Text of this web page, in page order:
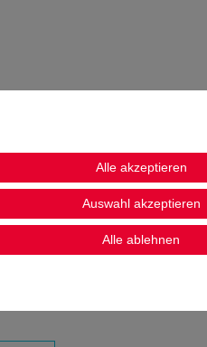
Alle akzeptieren
Auswahl akzeptieren
Alle ablehnen